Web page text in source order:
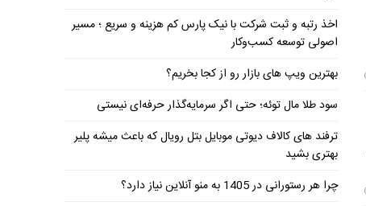
اخذ رتبه و ثبت شرکت با نیک پارس کم هزینه و سریع ؛ مسیر
اصولی توسعه کسب‌وکار
بهترین ویپ های بازار رو از کجا بخریم؟
سود طلا مال توئه؛ حتی اگر سرمایه‌گذار حرفه‌ای نیستی
ترفند های کالاف دیوتی موبایل بتل رویال که باعث میشه پلیر
بهتری بشید
چرا هر رستورانی در 1405 به منو آنلاین نیاز دارد؟